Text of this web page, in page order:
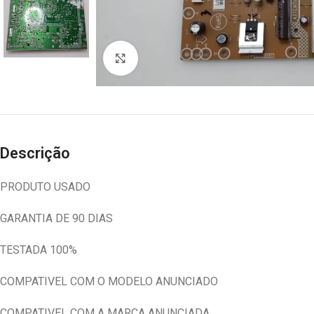
Abrir imagem
Descrição
PRODUTO USADO
GARANTIA DE 90 DIAS
TESTADA 100%
COMPATIVEL COM O MODELO ANUNCIADO